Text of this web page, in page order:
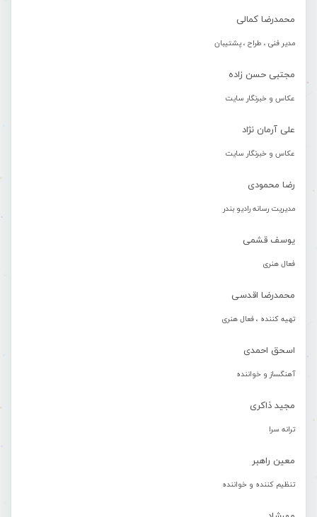
محمدرضا کمالی
مدیر فنی ، طراح ، پشتیبان
مجتبی حسن زاده
عکاس و خبرنگار سایت
علی آرمان نژاد
عکاس و خبرنگار سایت
رضا محمودی
مدیریت رسانه رادیو بندر
یوسف قشمی
فعال هنری
محمدرضا اقدسی
تهیه کننده ، فعال هنری
اسحق احمدی
آهنگساز و خواننده
مجید ذاکری
ترانه سرا
معین راهبر
تنظیم کننده و خواننده